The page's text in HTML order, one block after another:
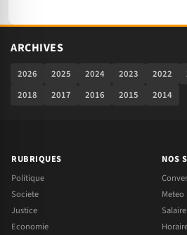
ARCHIVES
2026 2025 2024 2023 2022
2018
2017 2016 2015 2014
RUBRIQUES
Politique
Societe
Justice
Economie
NOS
Meteo